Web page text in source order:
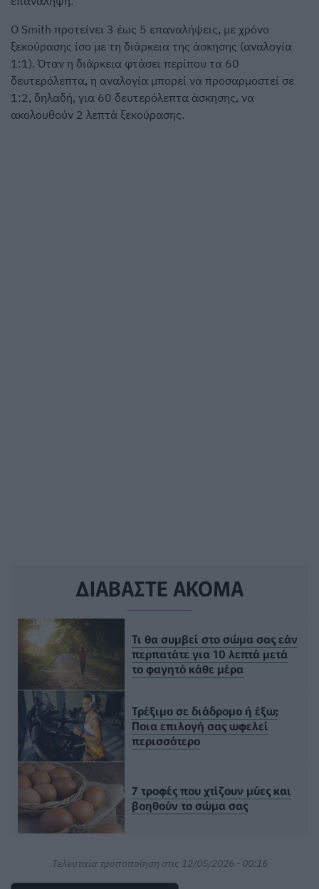
Ο Smith προτείνει 3 έως 5 επαναλήψεις, με χρόνο
ξεκούρασης ίσο με τη διάρκεια της άσκησης (αναλογία
1:1). Όταν η διάρκεια φτάσει περίπου τα 60
δευτερόλεπτα, η αναλογία μπορεί να προσαρμοστεί σε
1:2, δηλαδή, για 60 δευτερόλεπτα άσκησης, να
ακολουθούν 2 λεπτά ξεκούρασης.
ΔΙΑΒΑΣΤΕ ΑΚΟΜΑ
Τι θα συμβεί στο σώμα σας εάν
περπατάτε για 10 λεπτά μετά
το φαγητό κάθε μέρα
Τρέξιμο σε διάδρομο ή έξω;
Ποια επιλογή σας ωφελεί
περισσότερο
7 τροφές που χτίζουν μύες και
βοηθούν το σώμα σας
Τελευταία τροποποίηση στις 12/05/2026 - 00:16